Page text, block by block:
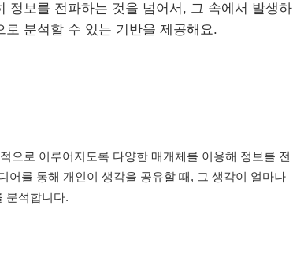
정보를 전파하는 것을 넘어서, 그 속에서 발생하
분석할 수 있는 기반을 제공해요.
으로 이루어지도록 다양한 매개체를 이용해 정보를 전
어를 통해 개인이 생각을 공유할 때, 그 생각이 얼마나
분석합니다.